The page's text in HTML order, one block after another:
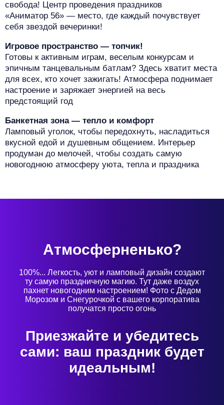
свобода! Центр проведения праздников
«Аниматор 56» — место, где каждый почувствует
себя звездой вечеринки!
Игровое пространство — топчик!
Готовы к активным играм, веселым конкурсам и
эпичным танцевальным батлам? Здесь хватит места
для всех, кто хочет зажигать! Атмосфера поднимает
настроение и заряжает энергией на весь
предстоящий год
Банкетная зона — тепло и комфорт
Ламповый уголок, чтобы передохнуть, насладиться
вкусной едой и душевным общением. Интерьер
продуман до мелочей, чтобы создать самую
новогоднюю атмосферу уюта, тепла и праздника
Атмосферненько?
100%... Легкость, уют и ламповый дизайн создают
ту самую праздничную магию. Тут даже воздух
пахнет новогодним настроением! Фото с Дедом
Морозом и Снегурочкой с вашего корпоратива
получатся просто огонь
Приезжайте и убедитесь
сами: ваш праздник будет
идеальным!